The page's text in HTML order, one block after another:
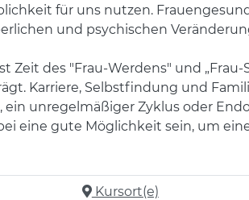
für uns nutzen.
und psychischen
Zeit des "Frau-Werdens" und
Karriere, Selbstfindung und
ein unregelmäßiger Zyklus oder
eine gute Möglichkeit sein, um
Kursort(e)